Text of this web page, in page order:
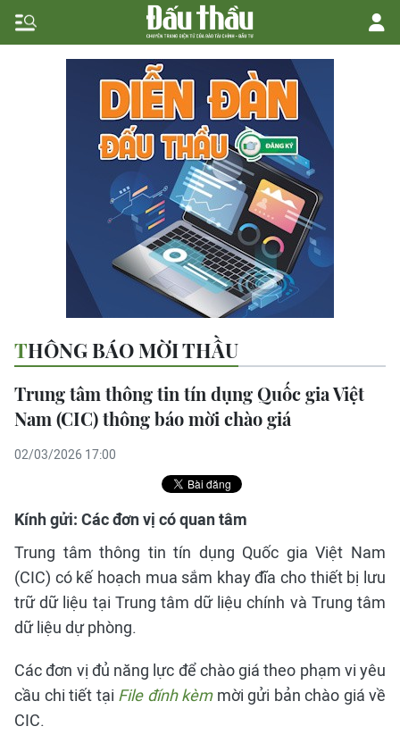
THÔNG BÁO MỜI THẦU
Trung tâm thông tin tín dụng Quốc gia Việt
Nam (CIC) thông báo mời chào giá
02/03/2026 17:00
Kính gửi: Các đơn vị có quan tâm
Trung tâm thông tin tín dụng Quốc gia Việt Nam
(CIC) có kế hoạch mua sắm khay đĩa cho thiết bị lưu
trữ dữ liệu tại Trung tâm dữ liệu chính và Trung tâm
dữ liệu dự phòng.
Các đơn vị đủ năng lực để chào giá theo phạm vi yêu
cầu chi tiết tại File đính kèmmời gửi bản chào giá về
CIC.